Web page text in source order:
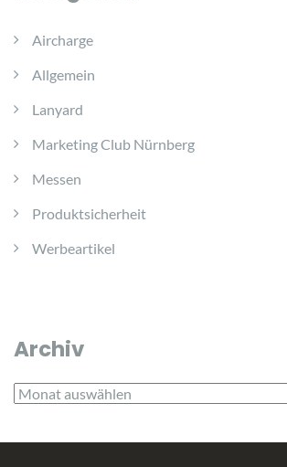
Aircharge
Allgemein
Lanyard
Marketing Club Nürnberg
Messen
Produktsicherheit
Werbeartikel
Archiv
Archiv